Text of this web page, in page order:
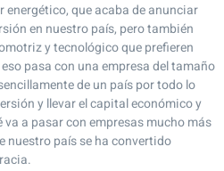
energético, que acaba de anunciar
en nuestro país, pero también
y tecnológico que prefieren
pasa con una empresa del tamaño
de un país por todo lo
y llevar el capital económico y
a pasar con empresas mucho más
nuestro país se ha convertido